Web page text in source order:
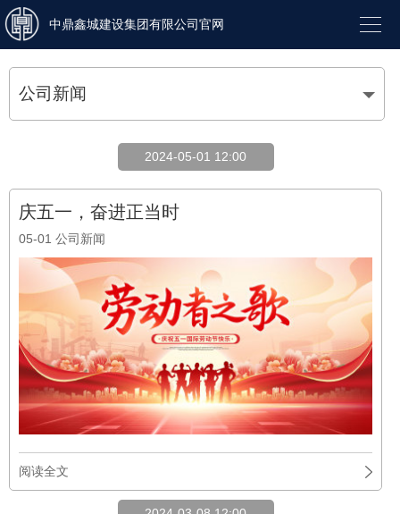
中鼎鑫城建设集团有限公司官网 
公司新闻
2024-05-01 12:00
庆五一，奋进正当时
05-01 公司新闻
阅读全文